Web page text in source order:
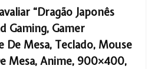
“Dragão Japonês
Gaming, Gamer
De Mesa, Teclado, Mouse
Mesa, Anime, 900×400,